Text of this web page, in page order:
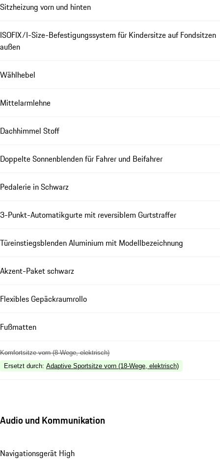
Sitzheizung vorn und hinten
ISOFIX/I-Size-Befestigungssystem für Kindersitze auf Fondsitzen
außen
Wählhebel
Mittelarmlehne
Dachhimmel Stoff
Doppelte Sonnenblenden für Fahrer und Beifahrer
Pedalerie in Schwarz
3-Punkt-Automatikgurte mit reversiblem Gurtstraffer
Türeinstiegsblenden Aluminium mit Modellbezeichnung
Akzent-Paket schwarz
Flexibles Gepäckraumrollo
Fußmatten
Komfortsitze vorn (8-Wege, elektrisch)
Ersetzt durch: Adaptive Sportsitze vorn (18-Wege, elektrisch)
Audio und Kommunikation
Navigationsgerät High